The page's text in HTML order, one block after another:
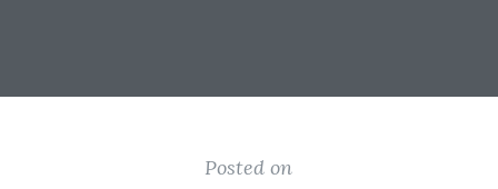
Posted on